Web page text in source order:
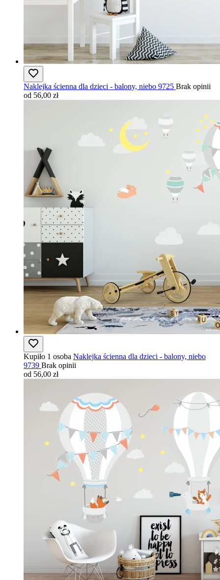
Naklejka ścienna dla dzieci - balony, niebo 9725 Brak opinii
od 56,00 zł
Kupiło 1 osoba Naklejka ścienna dla dzieci - balony, niebo
9739 Brak opinii
od 56,00 zł